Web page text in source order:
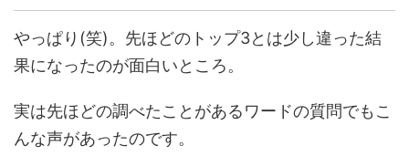
やっぱり(笑)。先ほどのトップ3とは少し違った結
果になったのが面白いところ。
実は先ほどの調べたことがあるワードの質問でもこ
んな声があったのです。